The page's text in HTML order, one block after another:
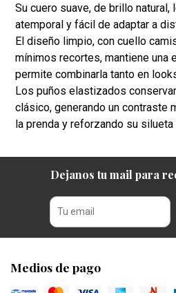
Su cuero suave, de brillo natural,
atemporal y fácil de adaptar a
El diseño limpio, con cuello
mínimos recortes, mantiene una
permite combinarla tanto en
Los puños elastizados
clásico, generando un contraste
la prenda y reforzando su silueta
Dejanos tu mail para
Medios de pago